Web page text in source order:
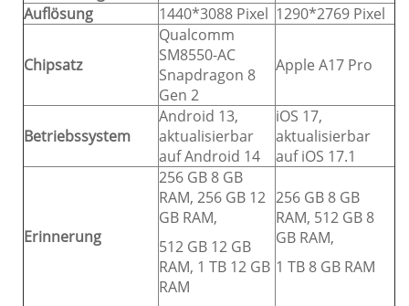
Auflösung
1440*3088 Pixel 1290*2769 Pixel
Chipsatz
Qualcomm
SM8550-AC
Snapdragon 8
Gen 2
Apple A17 Pro
Betriebssystem
Android 13,
aktualisierbar
auf Android 14
iOS 17,
aktualisierbar
auf iOS 17.1
Erinnerung
256 GB 8 GB
RAM, 256 GB 12
GB RAM,
512 GB 12 GB
RAM, 1 TB 12 GB
RAM
256 GB 8 GB
RAM, 512 GB 8
GB RAM,
1 TB 8 GB RAM